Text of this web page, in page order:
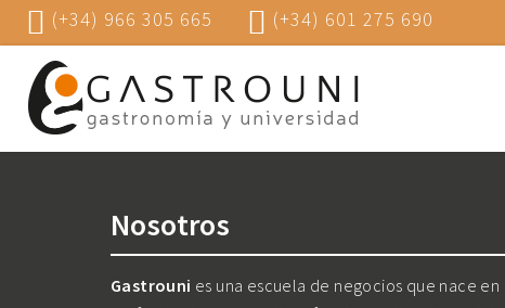
(+34) 966 305 665 (+34) 601 275 690
Nosotros
Gastrouni es una escuela de negocios que nace